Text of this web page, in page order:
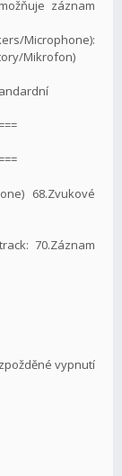
záznam
Microphone):
Mikrofon)
68.Zvukové
70.Záznam
vypnutí